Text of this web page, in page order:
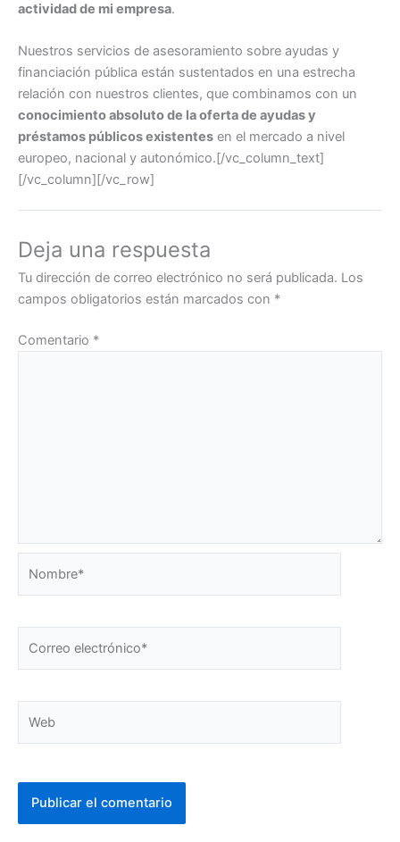
actividad de mi empresa.
Nuestros servicios de asesoramiento sobre ayudas y
financiación pública están sustentados en una estrecha
relación con nuestros clientes, que combinamos con un
conocimiento absoluto de la oferta de ayudas y
préstamos públicos existentes en el mercado a nivel
europeo, nacional y autonómico.[/vc_column_text]
[/vc_column][/vc_row]
Deja una respuesta
Tu dirección de correo electrónico no será publicada. Los
campos obligatorios están marcados con *
Comentario *
electrónico*